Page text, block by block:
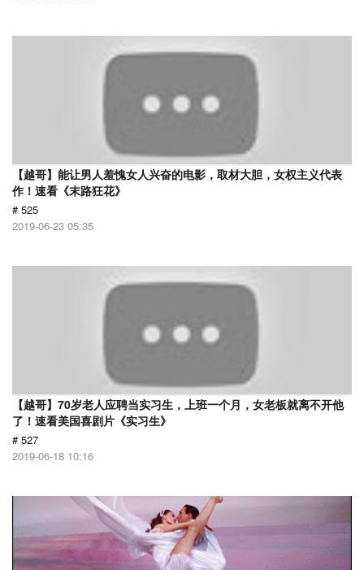
【越哥】能让男人羞愧女人兴奋的电影，取材大胆，女权主义代表
作！速看《末路狂花》
# 525
2019-06-23 05:35
【越哥】70岁老人应聘当实习生，上班一个月，女老板就离不开他
了！速看美国喜剧片《实习生》
# 527
2019-06-18 10:16